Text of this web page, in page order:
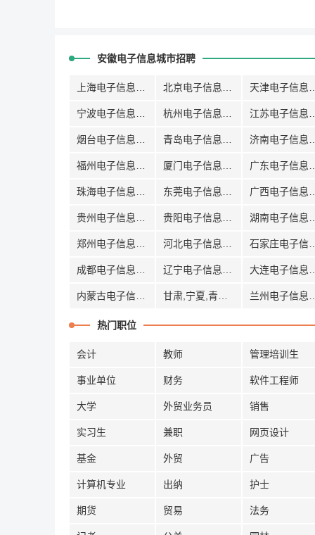
安徽电子信息城市招聘
热门职位
会计 教师 管理培训生
事业单位 财务 软件工程师
大学 外贸业务员 销售
实习生 兼职 网页设计
基金 外贸 广告
计算机专业 出纳 护士
期货 贸易 法务